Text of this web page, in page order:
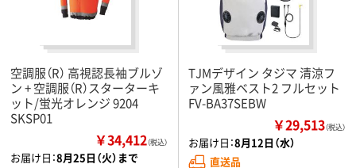
空調服（R） 高視認長袖ブルゾ
ン + 空調服（R）スターターキ
ット/蛍光オレンジ 9204
SKSP01
￥34,412（税込）
お届け日：8月25日（火）まで
TJMデザイン タジマ 清涼フ
ァン風雅ベスト2 フルセット
FV-BA37SEBW
￥29,513（税込）
お届け日：8月12日（水）
直送品